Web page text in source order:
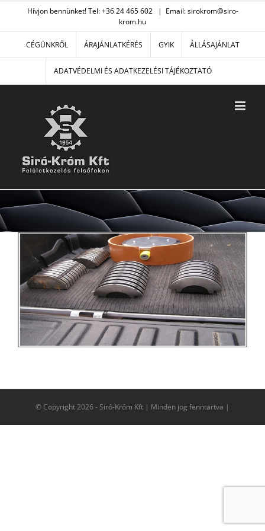
KihagyásHívjon bennünket! Tel: +36 24 465 602 | Email: sirokrom@siro-
krom.hu
CÉGÜNKRŐL ÁRAJÁNLATKÉRÉS GYIK ÁLLÁSAJÁNLAT
ADATVÉDELMI ÉS ADATKEZELÉSI TÁJÉKOZTATÓ
© Copyright2026 - Siró-Króm Kft | Minden jog fenntartva |